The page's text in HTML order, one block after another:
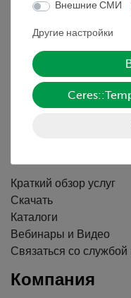
Информация
Контактное лицо
Условия
Декларация о
Краткий обзор услуг
Скачать
Каталоги
Вебинары и Видео
Связаться со
Компания
Внешние СМИ
Другие настройки